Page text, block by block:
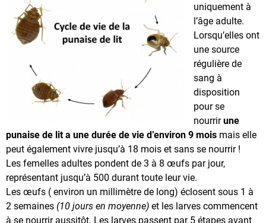
uniquement à
l’âge adulte.
Lorsqu’elles ont
une source
régulière de
sang à
disposition
pour se
nourrirune
punaise de lit a une durée de vie d’environ 9 mois mais elle
peut également vivre jusqu’à 18 mois et sans se nourrir !
Les femelles adultes pondent de 3 à 8 œufs par jour,
représentant jusqu’à 500 durant toute leur vie.
Les œufs ( environ un millimètre de long) éclosent sous 1 à
2 semaines (10 jours en moyenne) et les larves commencent
à se nourrir aussitôt. Les larves passent par 5 étapes avant